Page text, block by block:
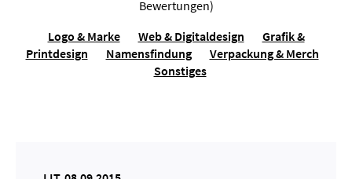
Bewertungen)
Logo & Marke
Web & Digitaldesign
Grafik &
Printdesign
Namensfindung
Verpackung & Merch
Sonstiges